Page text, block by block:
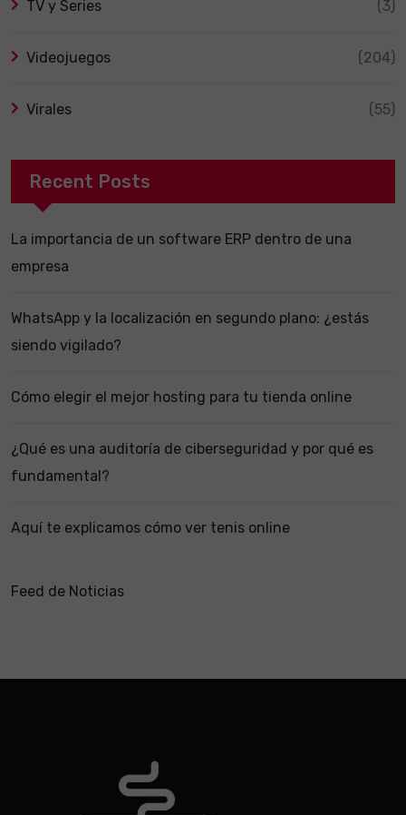
TV y Series (3)
Videojuegos (204)
Virales (55)
Recent Posts
La importancia de un software ERP dentro de una
empresa
WhatsApp y la localización en segundo plano: ¿estás
siendo vigilado?
Cómo elegir el mejor hosting para tu tienda online
¿Qué es una auditoría de ciberseguridad y por qué es
fundamental?
Aquí te explicamos cómo ver tenis online
Feed de Noticias